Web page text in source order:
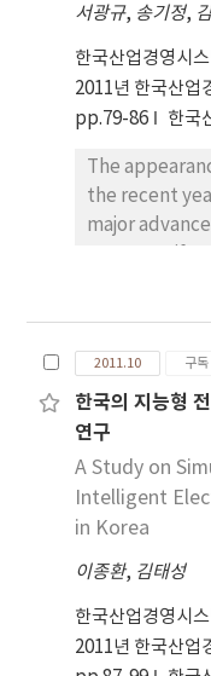
methodology
model can be
accurately
PERT/CPM
method.
may occur
launch, can
schedule
to decide
experiment,
results of
predict the
서광규, 송기정,
한국산업경영시
2011년 한국산업
pp.79-86
한국
The
the recent
major
there needs
and the
a lot of
the
urgent need
researching
surrounding
service, their
about just
environment
2011.10 구
한국의 지능형
연구
A Study on
Intelligent
in Korea
이종환, 김태성
한국산업경영시
2011년 한국산업